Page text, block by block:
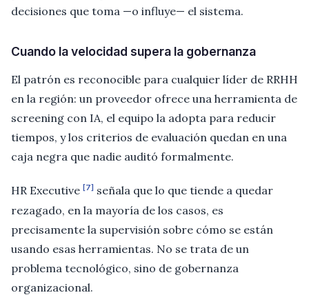
decisiones que toma —o influye— el sistema.
Cuando la velocidad supera la gobernanza
El patrón es reconocible para cualquier líder de RRHH
en la región: un proveedor ofrece una herramienta de
screening con IA, el equipo la adopta para reducir
tiempos, y los criterios de evaluación quedan en una
caja negra que nadie auditó formalmente.
HR Executive [7] señala que lo que tiende a quedar
rezagado, en la mayoría de los casos, es
precisamente la supervisión sobre cómo se están
usando esas herramientas. No se trata de un
problema tecnológico, sino de gobernanza
organizacional.